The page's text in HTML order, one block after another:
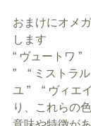
おまけにオメ
します
“ ヴュートワ ”
”　“ ミストラ
ユ ”　“ ヴィエ
り、これらの